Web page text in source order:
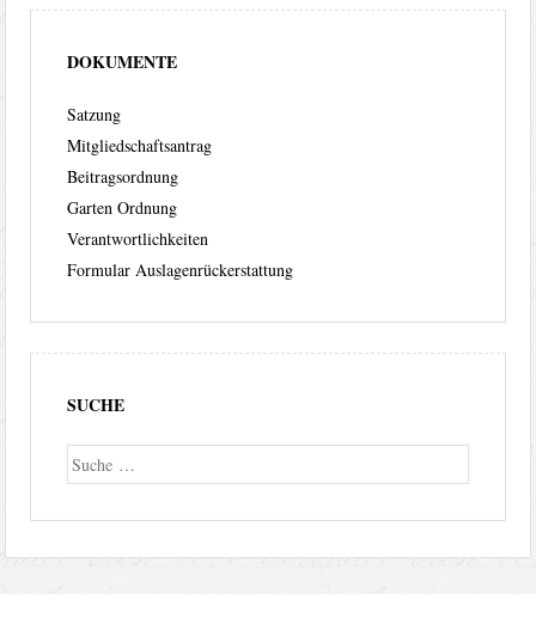
DOKUMENTE
Satzung
Mitgliedschaftsantrag
Beitragsordnung
Garten Ordnung
Verantwortlichkeiten
Formular Auslagenrückerstattung
SUCHE
Suche